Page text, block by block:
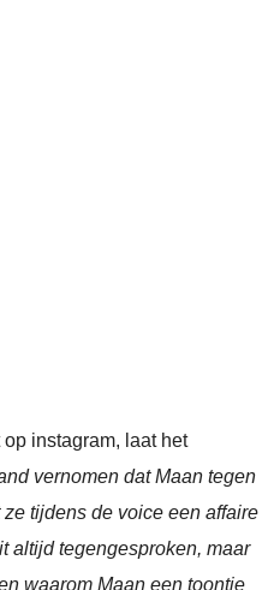
instagram, laat het
vernomen dat Maan tegen
tijdens de voice een affaire
altijd tegengesproken, maar
waarom Maan een toontje